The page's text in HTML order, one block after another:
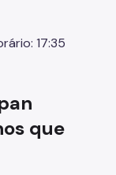
17:35
que